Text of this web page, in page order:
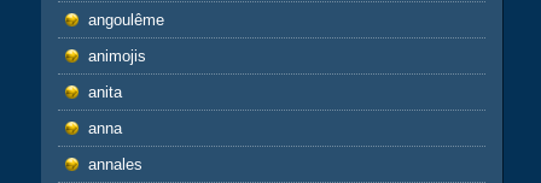
angoulême
animojis
anita
anna
annales